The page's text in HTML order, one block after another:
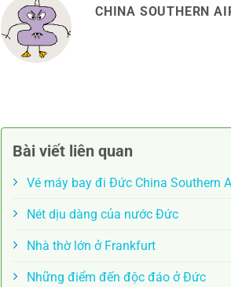
CHINA SOUTHERN
Bài viết liên quan
Vé máy bay đi Đức China Southern
Nét dịu dàng của nước Đức
Nhà thờ lớn ở Frankfurt
Những điểm đến độc đáo ở Đức